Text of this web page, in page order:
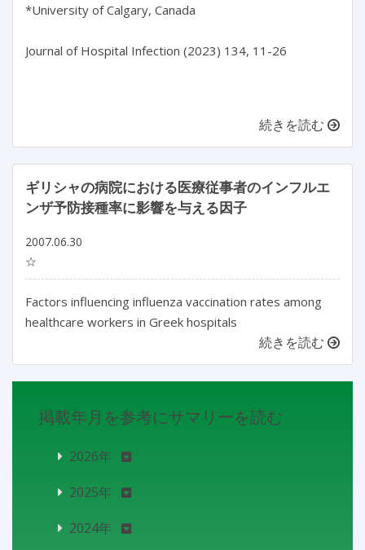
*University of Calgary, Canada
Journal of Hospital Infection (2023) 134, 11-26
続きを読む
ギリシャの病院における医療従事者のインフルエ
ンザ予防接種率に影響を与える因子
2007.06.30
☆
Factors influencing influenza vaccination rates among
healthcare workers in Greek hospitals
続きを読む
掲載年月を参考にサマリーを読む
2026年
2025年
2024年